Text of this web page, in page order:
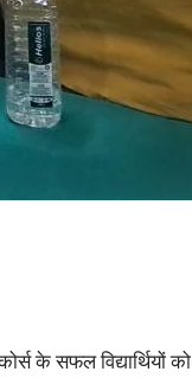
के सफल विद्यार्थियों